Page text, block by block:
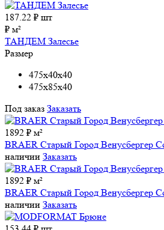
187.22 ₽ шт
₽ м²
ТАНДЕМ Залесье
Размер
475x40x40
475x85x40
Под заказ Заказать
1892 ₽ м²
BRAER Старый Город Венусбергер
наличии Заказать
1892 ₽ м²
BRAER Старый Город Венусбергер
наличии Заказать